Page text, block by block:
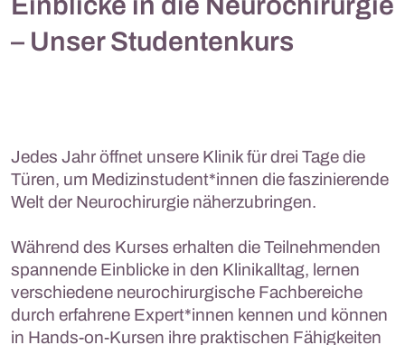
– Unser Studentenkurs
Jedes Jahr öffnet unsere Klinik für drei Tage die
Türen, um Medizinstudent*innen die faszinierende
Welt der Neurochirurgie näherzubringen.
Während des Kurses erhalten die Teilnehmenden
spannende Einblicke in den Klinikalltag, lernen
verschiedene neurochirurgische Fachbereiche
durch erfahrene Expert*innen kennen und können
in Hands-on-Kursen ihre praktischen Fähigkeiten